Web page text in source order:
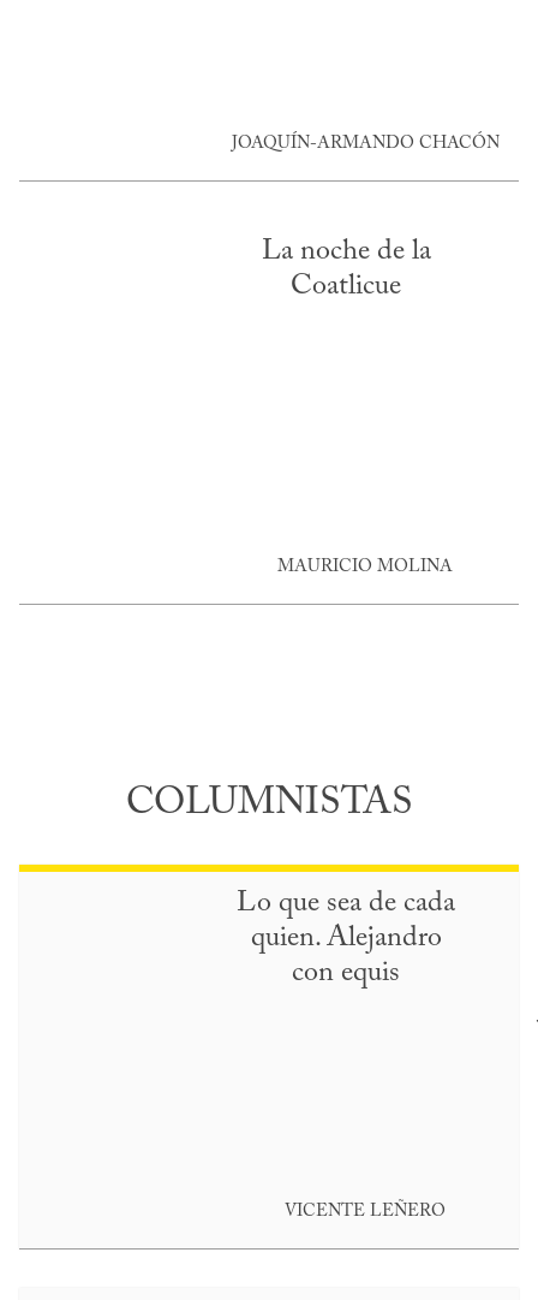
JOAQUÍN-ARMANDO CHACÓN
La noche de la
Coatlicue
MAURICIO MOLINA
COLUMNISTAS
Lo que sea de cada
quien. Alejandro
con equis
VICENTE LEÑERO